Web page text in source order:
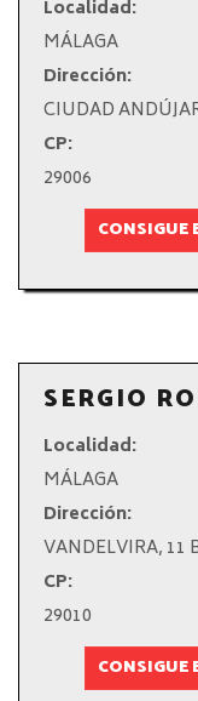
Localidad:
MÁLAGA
Dirección:
CIUDAD
CP:
29006
CONSIGUE
SERGIO
Localidad:
MÁLAGA
Dirección:
VANDELVIRA, 11
CP:
29010
CONSIGUE